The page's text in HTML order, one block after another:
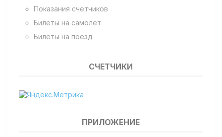
Показания счетчиков
Билеты на самолет
Билеты на поезд
СЧЕТЧИКИ
ПРИЛОЖЕНИЕ